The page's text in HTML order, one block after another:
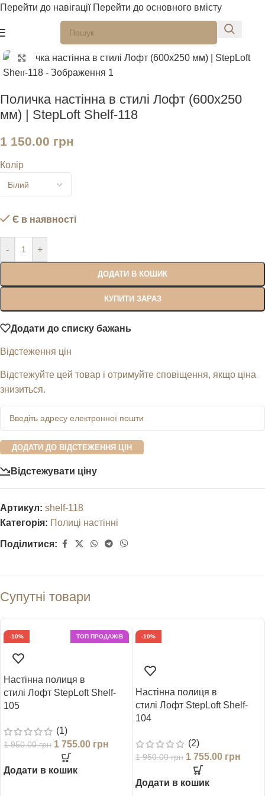
Перейти до навігації Перейти до основного вмісту
Натисніть, щоб збільшити
Поличка настінна в стилі Лофт (600х250
мм) | StepLoft Shelf-118
1 150.00 грн
Колір
Є в наявності
- +
ДОДАТИ В КОШИК
КУПИТИ ЗАРАЗ
Додати до списку бажань
Відстеження цін
Відстежуйте цей товар і отримуйте сповіщення, якщо ціна
знизиться.
ДОДАТИ ДО ВІДСТЕЖЕННЯ ЦІН
Відстежувати ціну
Артикул: shelf-118
Категорія: Полиці настінні
Поділитися:
Супутні товари
-10% ТОП ПРОДАЖІВ
Настінна полиця в
стилі Лофт StepLoft Shelf-
105
(1)
1 950.00грн 1 755.00 грн
Додати в кошик
-10%
Настінна полиця в
стилі Лофт StepLoft Shelf-
104
(2)
1 950.00грн 1 755.00 грн
Додати в кошик